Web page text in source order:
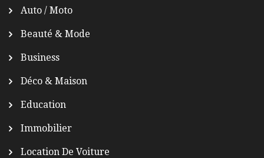
Auto / Moto
Beauté & Mode
Business
Déco & Maison
Education
Immobilier
Location De Voiture